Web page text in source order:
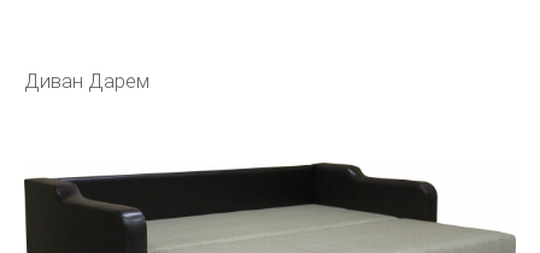
Диван Дарем